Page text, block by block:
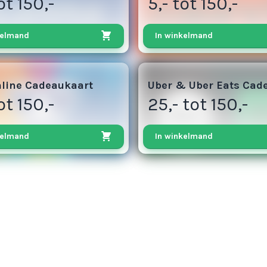
In winkelmand
Cadeaukaart
150,-
Uber & Uber Eats
25,- tot 150,-
In winkelmand